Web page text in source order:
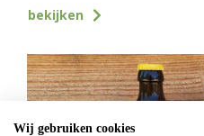
bekijken
Wij gebruiken cookies